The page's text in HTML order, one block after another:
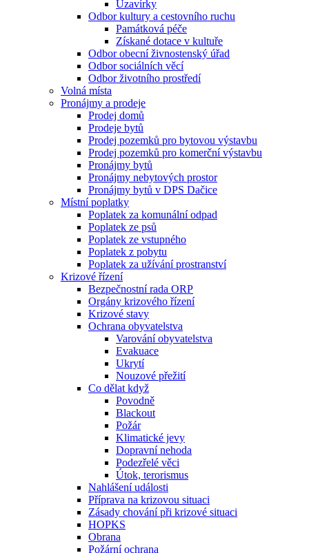
Uzavírky
Odbor kultury a cestovního ruchu
Památková péče
Získané dotace v kultuře
Odbor obecní živnostenský úřad
Odbor sociálních věcí
Odbor životního prostředí
Volná místa
Pronájmy a prodeje
Prodej domů
Prodeje bytů
Prodej pozemků pro bytovou výstavbu
Prodej pozemků pro komerční výstavbu
Pronájmy bytů
Pronájmy nebytových prostor
Pronájmy bytů v DPS Dačice
Místní poplatky
Poplatek za komunální odpad
Poplatek ze psů
Poplatek ze vstupného
Poplatek z pobytu
Poplatek za užívání prostranství
Krizové řízení
Bezpečnostní rada ORP
Orgány krizového řízení
Krizové stavy
Ochrana obyvatelstva
Varování obyvatelstva
Evakuace
Ukrytí
Nouzové přežití
Co dělat když
Povodně
Blackout
Požár
Klimatické jevy
Dopravní nehoda
Podezřelé věci
Útok, terorismus
Nahlášení události
Příprava na krizovou situaci
Zásady chování při krizové situaci
HOPKS
Obrana
Požární ochrana